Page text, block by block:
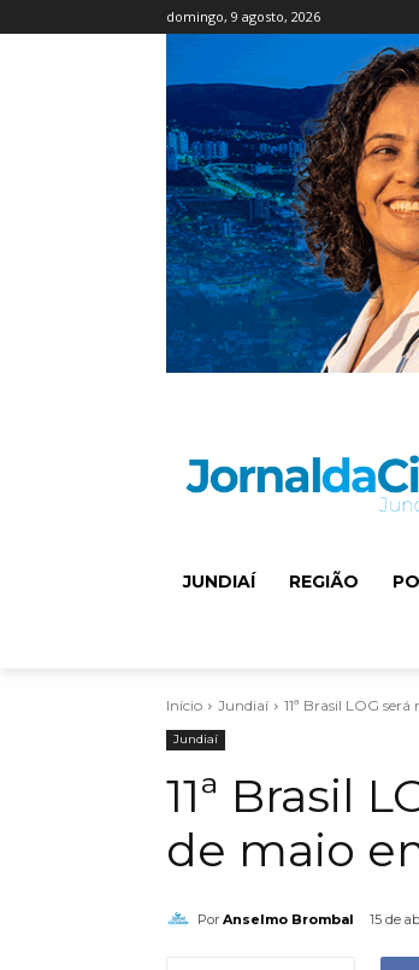
domingo, 9 agosto, 2026
JUNDIAÍ REGIÃO
Início Jundiaí 11ª Brasil LOG
Jundiaí
11ª Brasil
de maio
Por Anselmo Brombal 15 de